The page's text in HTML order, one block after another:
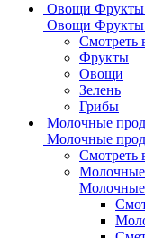
Овощи
Овощи
Смотреть
Фрукты
Овощи
Зелень
Грибы
Молочные
Молочные
Смотреть